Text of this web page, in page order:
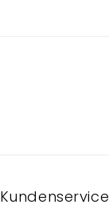
Kundenservice